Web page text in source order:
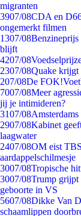
migranten
3907/08CDA en
ongemerkt filmen
1307/08Benzineprijs
blijft
4207/08
2307/08Quake krijgt
207/08De
7007/08Meer
jij je intimideren?
3107/08
2907/08Kabinet
laagwater
2407/08OM eist
aardappelschilmesje
3007/08Tropische
3007/08Trump grijpt
geboorte in VS
5607/08Dikke Van
schaamlippen